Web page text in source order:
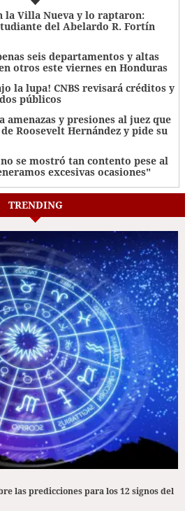
la Villa Nueva y lo raptaron:
del Abelardo R. Fortín
seis departamentos y altas
otros este viernes en Honduras
la lupa! CNBS revisará créditos y
públicos
amenazas y presiones al juez que
Roosevelt Hernández y pide su
se mostró tan contento pese al
excesivas ocasiones"
TRENDING
las predicciones para los 12 signos del